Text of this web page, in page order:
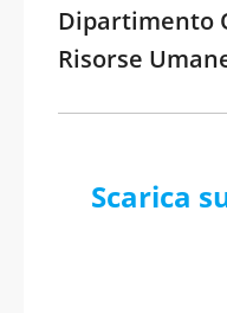
Dipartimento
Risorse
Scarica